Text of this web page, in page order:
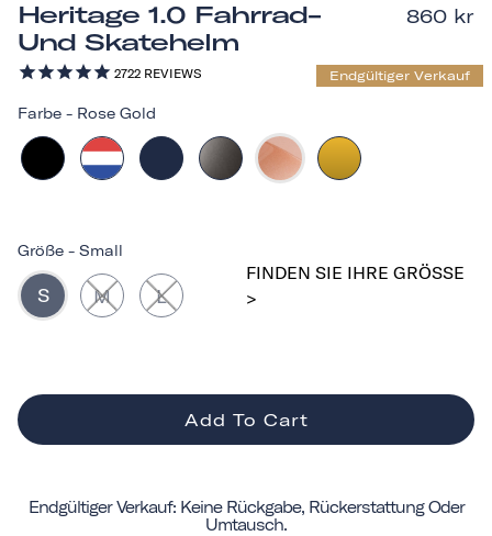
Heritage 1.0 Fahrrad-
Und Skatehelm
2722 REVIEWS
860 kr
Endgültiger Verkauf
Farbe - Rose Gold
Größe - Small
S M L
FINDEN SIE IHRE GRÖSSE >
Add To Cart
Endgültiger Verkauf: Keine Rückgabe, Rückerstattung Oder
Umtausch.